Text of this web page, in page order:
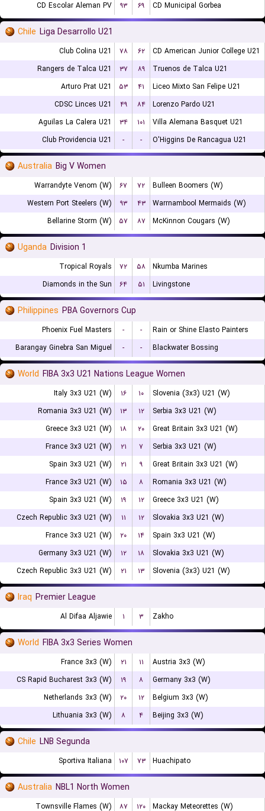
CD Escolar Aleman PV ۹۳ ۶۹ CD Municipal Gorbea
Chile Liga Desarrollo U21
Club Colina U21 ۷۸ ۶۲
CD American Junior College U21
Rangers de Talca U21
۳۷ ۸۹
Truenos de Talca U21
Arturo Prat U21
۵۳ ۴۱
Liceo Mixto San Felipe U21
CDSC Linces U21
۴۹ ۸۴
Lorenzo Pardo U21
Aguilas La Calera U21
۳۴ ۱۰۱
Villa Alemana Basquet U21
Club Providencia U21
- - O'Higgins De Rancagua U21
Australia Big V Women
Warrandyte Venom (W) ۶۷ ۷۲
Bulleen Boomers (W)
Western Port Steelers (W)
۹۳ ۴۳
Warrnambool Mermaids (W)
Bellarine Storm (W)
۵۷ ۸۷ McKinnon Cougars (W)
Uganda Division 1
Tropical Royals ۷۲ ۵۸
Nkumba Marines
Diamonds in the Sun
۶۴ ۵۱ Livingstone
Philippines PBA Governors Cup
Phoenix Fuel Masters - -
Rain or Shine Elasto Painters
Barangay Ginebra San Miguel
- - Blackwater Bossing
World FIBA 3x3 U21 Nations League Women
Italy 3x3 U21 (W) ۱۶ ۱۰
Slovenia (3x3) U21 (W)
Romania 3x3 U21 (W)
۱۳ ۱۲
Serbia 3x3 U21 (W)
Greece 3x3 U21 (W)
۱۸ ۲۰
Great Britain 3x3 U21 (W)
France 3x3 U21 (W)
۲۱ ۷
Serbia 3x3 U21 (W)
Spain 3x3 U21 (W)
۲۱ ۹
Great Britain 3x3 U21 (W)
France 3x3 U21 (W)
۱۵ ۸
Romania 3x3 U21 (W)
Spain 3x3 U21 (W)
۱۹ ۱۲
Greece 3x3 U21 (W)
Czech Republic 3x3 U21 (W)
۱۱ ۱۲
Slovakia 3x3 U21 (W)
France 3x3 U21 (W)
۲۰ ۱۴
Spain 3x3 U21 (W)
Germany 3x3 U21 (W)
۱۲ ۱۸
Slovakia 3x3 U21 (W)
Czech Republic 3x3 U21 (W)
۲۱ ۱۳ Slovenia (3x3) U21 (W)
Iraq Premier League
Al Difaa Aljawie ۱ ۳ Zakho
World FIBA 3x3 Series Women
France 3x3 (W) ۲۱ ۱۱
Austria 3x3 (W)
CS Rapid Bucharest 3x3 (W)
۱۹ ۸
Germany 3x3 (W)
Netherlands 3x3 (W)
۲۰ ۱۲
Belgium 3x3 (W)
Lithuania 3x3 (W)
۸ ۴ Beijing 3x3 (W)
Chile LNB Segunda
Sportiva Italiana ۱۰۷ ۷۳ Huachipato
Australia NBL1 North Women
Townsville Flames (W) ۸۷ ۱۲۰ Mackay Meteorettes (W)